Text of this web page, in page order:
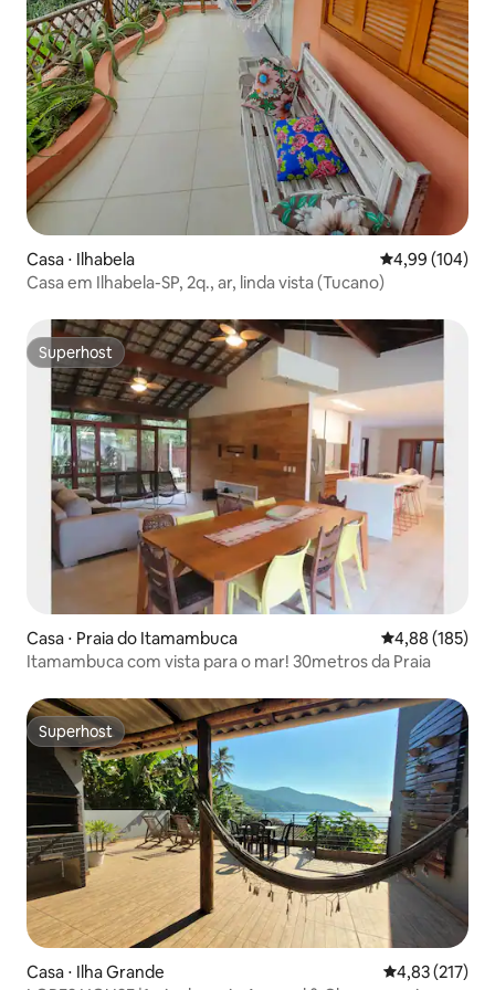
Casa ⋅ Ilhabela 4,99 de uma
4,99 (104)
Casa em Ilhabela-SP, 2q., ar, linda vista (Tucano)
Superhost
Superhost
Casa ⋅ Praia do Itamambuca 4,88 de uma
4,88 (185)
Itamambuca com vista para o mar! 30metros da Praia
Superhost
Superhost
Casa ⋅ Ilha Grande 4,83 de uma
4,83 (217)